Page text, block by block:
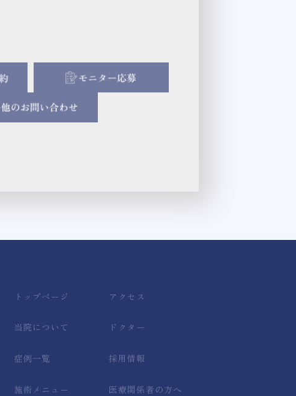
トップページ
当院について
症例一覧
施術メニュー
アクセス
ドクター
採用情報
医療関係者の方へ